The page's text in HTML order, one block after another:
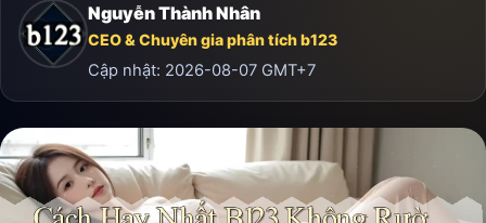
Nguyễn Thành Nhân
CEO & Chuyên gia phân tích b123
Cập nhật: 2026-08-07 GMT+7